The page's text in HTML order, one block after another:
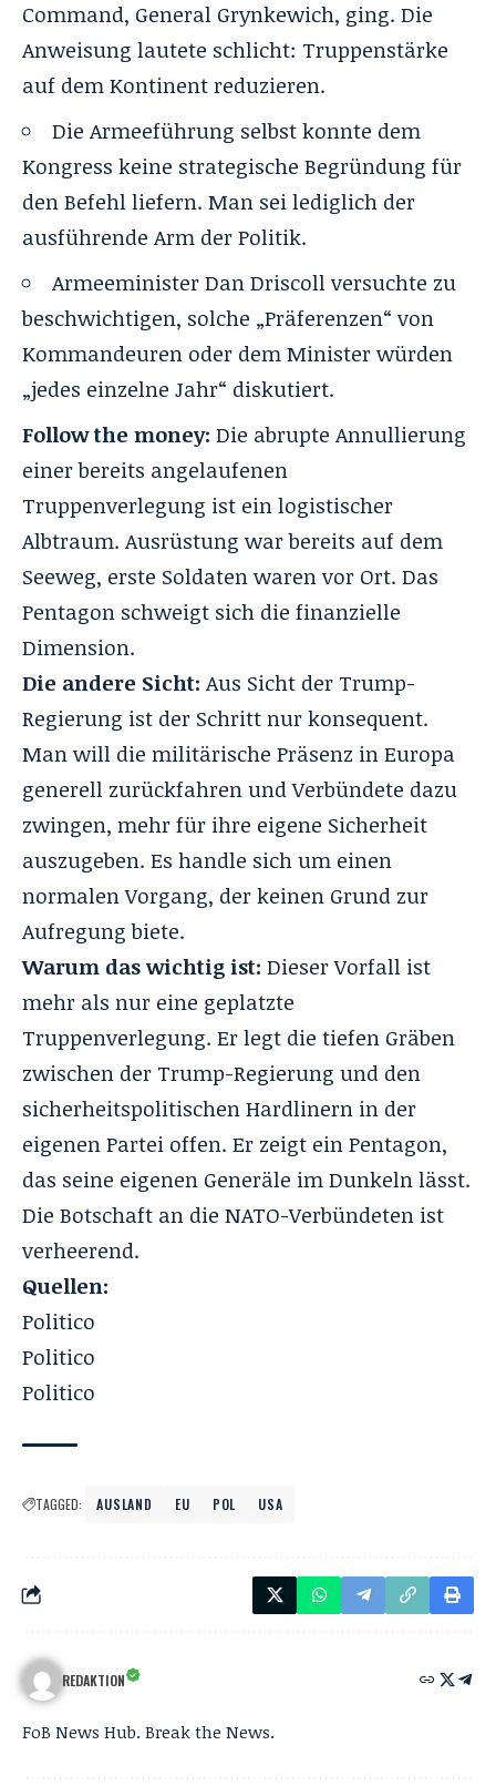
Command, General Grynkewich, ging. Die
Anweisung lautete schlicht: Truppenstärke
auf dem Kontinent reduzieren.
Die Armeeführung selbst konnte dem
Kongress keine strategische Begründung für
den Befehl liefern. Man sei lediglich der
ausführende Arm der Politik.
Armeeminister Dan Driscoll versuchte zu
beschwichtigen, solche „Präferenzen“ von
Kommandeuren oder dem Minister würden
„jedes einzelne Jahr“ diskutiert.
Follow the money: Die abrupte Annullierung
einer bereits angelaufenen
Truppenverlegung ist ein logistischer
Albtraum. Ausrüstung war bereits auf dem
Seeweg, erste Soldaten waren vor Ort. Das
Pentagon schweigt sich die finanzielle
Dimension.
Die andere Sicht: Aus Sicht der Trump-
Regierung ist der Schritt nur konsequent.
Man will die militärische Präsenz in Europa
generell zurückfahren und Verbündete dazu
zwingen, mehr für ihre eigene Sicherheit
auszugeben. Es handle sich um einen
normalen Vorgang, der keinen Grund zur
Aufregung biete.
Warum das wichtig ist: Dieser Vorfall ist
mehr als nur eine geplatzte
Truppenverlegung. Er legt die tiefen Gräben
zwischen der Trump-Regierung und den
sicherheitspolitischen Hardlinern in der
eigenen Partei offen. Er zeigt ein Pentagon,
das seine eigenen Generäle im Dunkeln lässt.
Die Botschaft an die NATO-Verbündeten ist
verheerend.
Quellen:
Politico
Politico
Politico
TAGGED: AUSLAND EU POL USA
REDAKTION
FoB News Hub. Break the News.